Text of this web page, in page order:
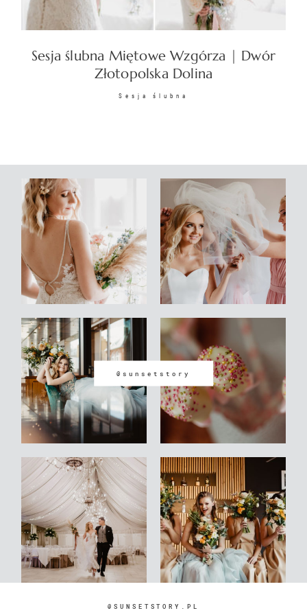
Sesja ślubna Miętowe Wzgórza | Dwór
Złotopolska Dolina
Sesja ślubna
KONTAKT
@sunsetstory
@SUNSETSTORY.PL